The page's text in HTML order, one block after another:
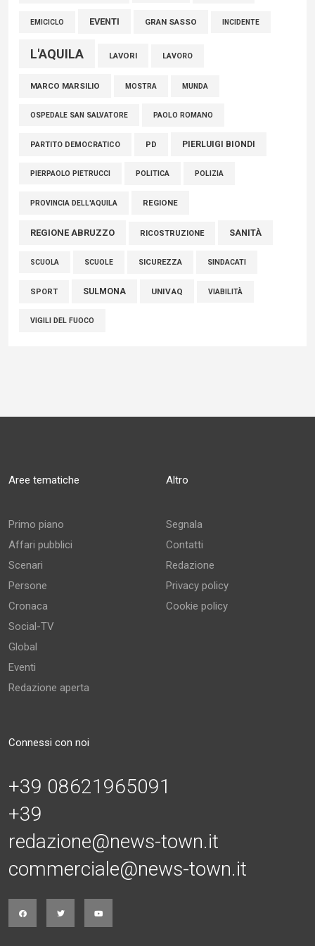
EMICICLO EVENTI GRAN SASSO INCIDENTE
L'AQUILA LAVORI LAVORO
MARCO MARSILIO MOSTRA MUNDA
OSPEDALE SAN SALVATORE PAOLO ROMANO
PARTITO DEMOCRATICO PD PIERLUIGI BIONDI
PIERPAOLO PIETRUCCI POLITICA POLIZIA
PROVINCIA DELL'AQUILA REGIONE
REGIONE ABRUZZO RICOSTRUZIONE SANITÀ
SCUOLA SCUOLE SICUREZZA SINDACATI
SPORT SULMONA UNIVAQ VIABILITÀ
VIGILI DEL FUOCO
Aree tematiche
Primo piano
Affari pubblici
Scenari
Persone
Cronaca
Social-TV
Global
Eventi
Redazione aperta
Altro
Segnala
Contatti
Redazione
Privacy policy
Cookie policy
Connessi con noi
+39 08621965091
+39
redazione@news-town.it
commerciale@news-town.it